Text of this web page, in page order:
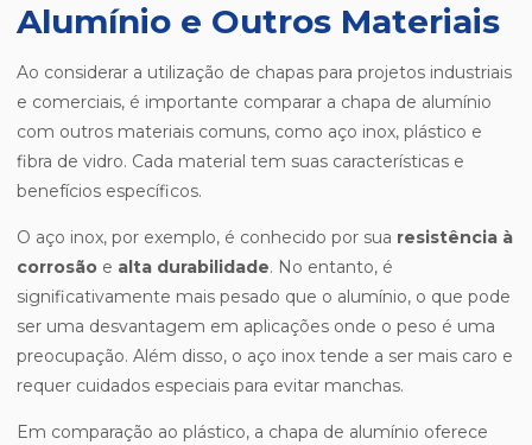
Alumínio e Outros Materiais
Ao considerar a utilização de chapas para projetos industriais
e comerciais, é importante comparar a chapa de alumínio
com outros materiais comuns, como aço inox, plástico e
fibra de vidro. Cada material tem suas características e
benefícios específicos.
O aço inox, por exemplo, é conhecido por sua resistência à
corrosão e alta durabilidade. No entanto, é
significativamente mais pesado que o alumínio, o que pode
ser uma desvantagem em aplicações onde o peso é uma
preocupação. Além disso, o aço inox tende a ser mais caro e
requer cuidados especiais para evitar manchas.
Em comparação ao plástico, a chapa de alumínio oferece